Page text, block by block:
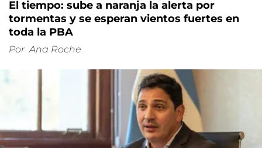
El tiempo: sube a naranja la alerta por
tormentas y se esperan vientos fuertes en
toda la PBA
Por Ana Roche